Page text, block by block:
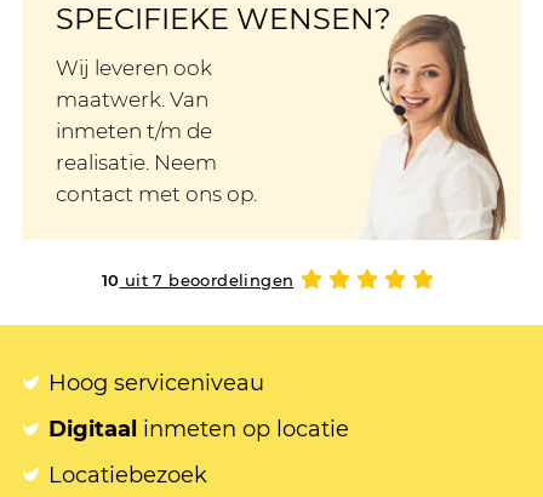
SPECIFIEKE WENSEN?
Wij leveren ook
maatwerk. Van
inmeten t/m de
realisatie. Neem
contact met ons op.
10 uit 7 beoordelingen
Hoog serviceniveau
Digitaal inmeten op locatie
Locatiebezoek